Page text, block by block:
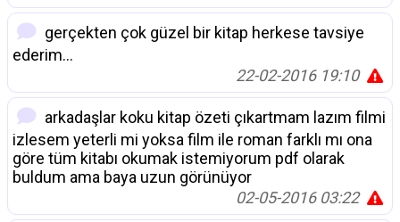
gerçekten çok güzel bir kitap herkese tavsiye
ederim...
22-02-2016 19:10
arkadaşlar koku kitap özeti çıkartmam lazım filmi
izlesem yeterli mi yoksa film ile roman farklı mı ona
göre tüm kitabı okumak istemiyorum pdf olarak
buldum ama baya uzun görünüyor
02-05-2016 03:22